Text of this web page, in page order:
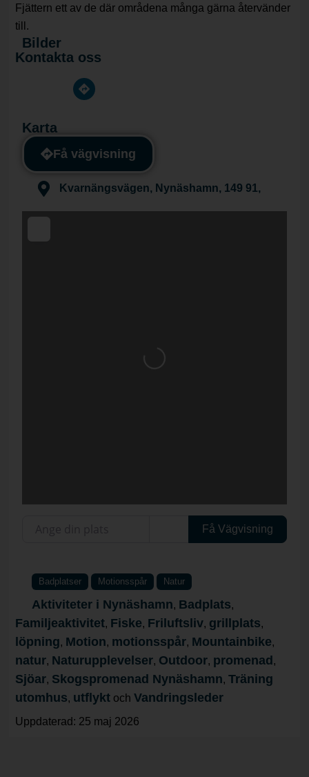
Fjättern ett av de där områdena många gärna återvänder
till.
Bilder
Kontakta oss
Karta
Få vägvisning
Kvarnängsvägen, Nynäshamn, 149 91,
Laddar...
Få Vägvisning
Badplatser Motionsspår Natur
Aktiviteter i Nynäshamn, Badplats,
Familjeaktivitet, Fiske, Friluftsliv, grillplats,
löpning, Motion, motionsspår, Mountainbike,
natur, Naturupplevelser, Outdoor, promenad ,
Sjöar, Skogspromenad Nynäshamn, Träning
utomhus, utflyktoch Vandringsleder
Uppdaterad: 25 maj 2026